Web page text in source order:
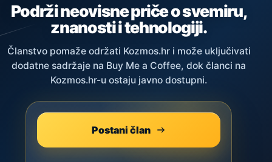
Podrži neovisne priče o svemiru,
znanosti i tehnologiji.
Članstvo pomaže održati Kozmos.hr i može uključivati
dodatne sadržaje na Buy Me a Coffee, dok članci na
Kozmos.hr-u ostaju javno dostupni.
Postani član